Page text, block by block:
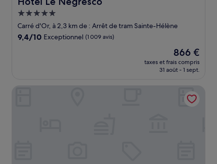
Hébergement
5.0 étoiles
Carré d'Or, à 2,3 km de : Arrêt de tram Sainte-Hélène
9.4
9,4/10 Exceptionnel (1 009 avis)
Le
nouveau
prix
de
866 €
866 €
taxes et frais compris
31 août - 1 sept.